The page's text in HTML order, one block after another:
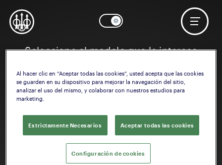
Seleccione el modelo que le interese
PX4 Full Size
Al hacer clic en “Aceptar todas las cookies”, usted acepta que las cookies
se guarden en su dispositivo para mejorar la navegación del sitio,
analizar el uso del mismo, y colaborar con nuestros estudios para
marketing.
Estrictamente Necesarios Aceptar todas las cookies
Configuración de cookies